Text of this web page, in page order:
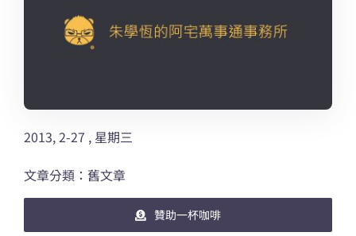
2013, 2-27 , 星期三
文章分類：舊文章
贊助一杯咖啡